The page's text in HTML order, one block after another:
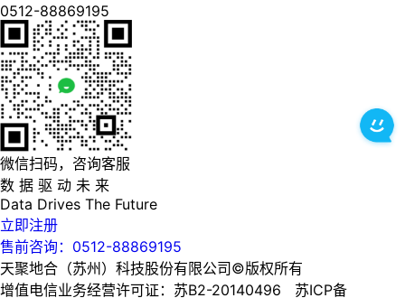
0512-88869195
微信扫码，咨询客服
数 据 驱 动 未 来
Data Drives The Future
立即注册
售前咨询：0512-88869195
天聚地合（苏州）科技股份有限公司©版权所有
增值电信业务经营许可证：苏B2-20140496 苏ICP备